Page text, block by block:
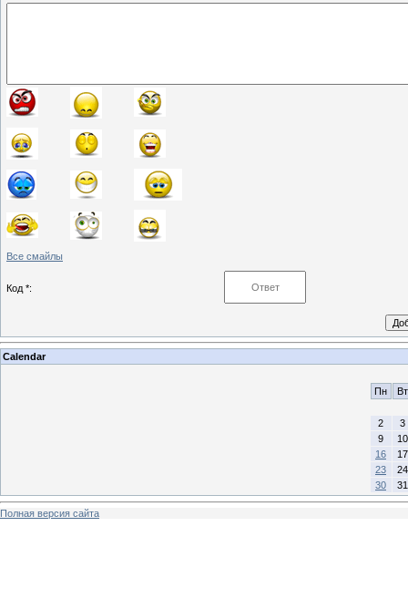
Все смайлы
Код *:
Calendar
Пн Вт
2
3
9
10
16
17
23
24
30
31
Полная версия сайта